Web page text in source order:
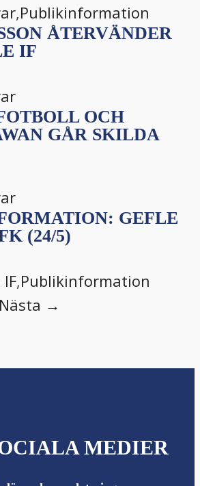
,Publikinformation
ÅTERVÄNDER
IF
OCH
GÅR SKILDA
GEFLE
(24/5)
,Publikinformation
Nästa →
MEDIER